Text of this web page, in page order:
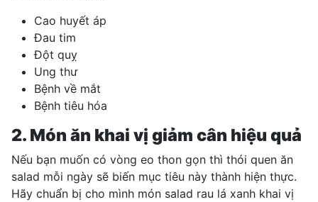
Cao huyết áp
Đau tim
Đột quỵ
Ung thư
Bệnh về mắt
Bệnh tiêu hóa
2. Món ăn khai vị giảm cân hiệu quả
Nếu bạn muốn có vòng eo thon gọn thì thói quen ăn
salad mỗi ngày sẽ biến mục tiêu này thành hiện thực.
Hãy chuẩn bị cho mình món salad rau lá xanh khai vị